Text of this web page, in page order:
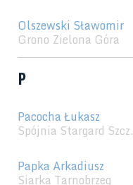
Olszewski Sławomir
Grono Zielona Góra
P
Pacocha Łukasz
Spójnia Stargard Szcz.
Papka Arkadiusz
Siarka Tarnobrzeg